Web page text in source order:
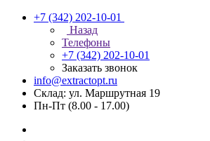
+7 (342) 202-10-01
Назад
Телефоны
+7 (342) 202-10-01
Заказать звонок
info@extractopt.ru
Склад: ул. Маршрутная 19
Пн-Пт (8.00 - 17.00)